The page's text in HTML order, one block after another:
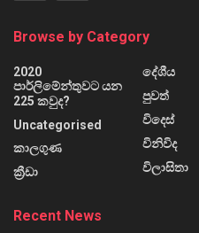
Browse by Category
2020
පාර්ලිමේන්තුවට යන
225 කවුද?
Uncategorised
කාලගුණ
ක්‍රීඩා
දේශීය
පුවත්
විදෙස්
විනිවිද
විලාසිතා
Recent News